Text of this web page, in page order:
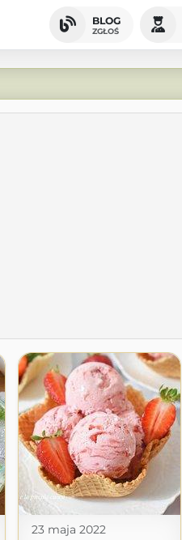
BLOG
ZGŁOŚ
23 maja 2022